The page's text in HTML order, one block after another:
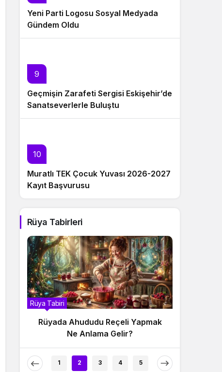
Yeni Parti Logosu Sosyal Medyada
Gündem Oldu
9
Geçmişin Zarafeti Sergisi Eskişehir’de
Sanatseverlerle Buluştu
10
Muratlı TEK Çocuk Yuvası 2026-2027
Kayıt Başvurusu
Rüya Tabirleri
Rüya Tabiri
Rüyada Ahududu Reçeli Yapmak
Ne Anlama Gelir?
1 2 3 4 5